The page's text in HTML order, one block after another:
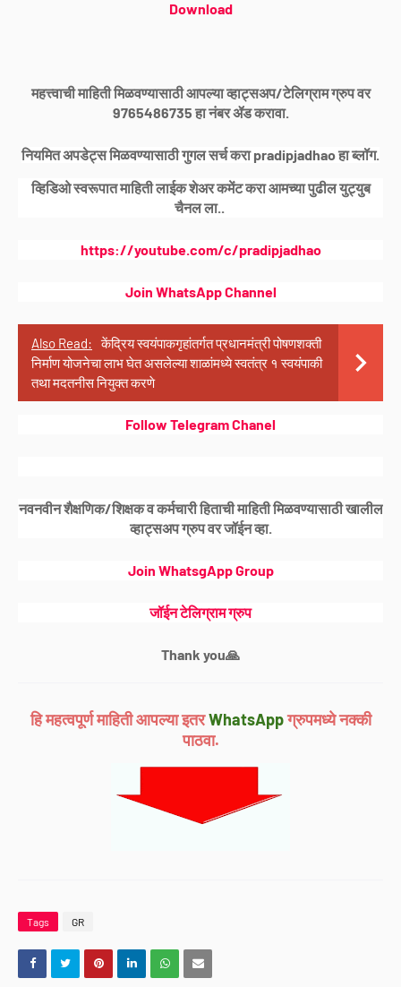
Download
महत्त्वाची माहिती मिळवण्यासाठी आपल्या व्हाट्सअप/टेलिग्राम ग्रुप वर
9765486735 हा नंबर ॲड करावा.
नियमित अपडेट्स मिळवण्यासाठी गुगल सर्च करा pradipjadhao हा ब्लॉग.
व्हिडिओ स्वरूपात माहिती लाईक शेअर कमेंट करा आमच्या पुढील युट्युब
चैनल ला..
https://youtube.com/c/pradipjadhao
Join WhatsApp Channel
Also Read:
केंद्रिय स्वयंपाकगृहांतर्गत प्रधानमंत्री पोषणशक्ती
निर्माण योजनेचा लाभ घेत असलेल्या शाळांमध्ये स्वतंत्र १ स्वयंपाकी
तथा मदतनीस नियुक्त करणे
Follow Telegram Chanel
नवनवीन शैक्षणिक/शिक्षक व कर्मचारी हिताची माहिती मिळवण्यासाठी खालील
व्हाट्सअप ग्रुप वर जॉईन व्हा.
Join WhatsgApp Group
जॉईन टेलिग्राम ग्रुप
Thank you🙏
हि महत्वपूर्ण माहिती आपल्या इतर WhatsAppग्रुपमध्ये नक्की
पाठवा.
Tags GR